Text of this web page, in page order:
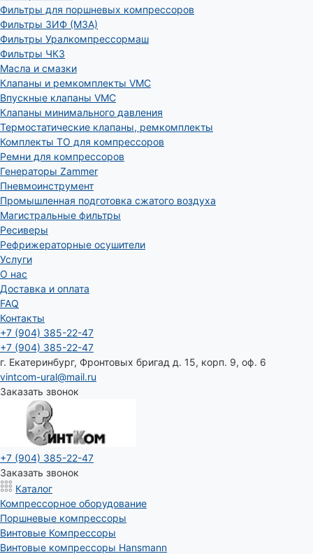
Фильтры для поршневых компрессоров
Фильтры ЗИФ (МЗА)
Фильтры Уралкомпрессормаш
Фильтры ЧКЗ
Масла и смазки
Клапаны и ремкомплекты VMC
Впускные клапаны VMC
Клапаны минимального давления
Термостатические клапаны, ремкомплекты
Комплекты ТО для компрессоров
Ремни для компрессоров
Генераторы Zammer
Пневмоинструмент
Промышленная подготовка сжатого воздуха
Магистральные фильтры
Ресиверы
Рефрижераторные осушители
Услуги
О нас
Доставка и оплата
FAQ
Контакты
+7 (904) 385-22-47
+7 (904) 385-22-47
г. Екатеринбург, Фронтовых бригад д. 15, корп. 9, оф. 6
vintcom-ural@mail.ru
Заказать звонок
+7 (904) 385-22-47
Заказать звонок
Каталог
Компрессорное оборудование
Поршневые компрессоры
Винтовые Компрессоры
Винтовые компрессоры Hansmann